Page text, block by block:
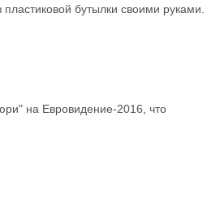
бутылки своими руками.
на Евровидение-2016, что